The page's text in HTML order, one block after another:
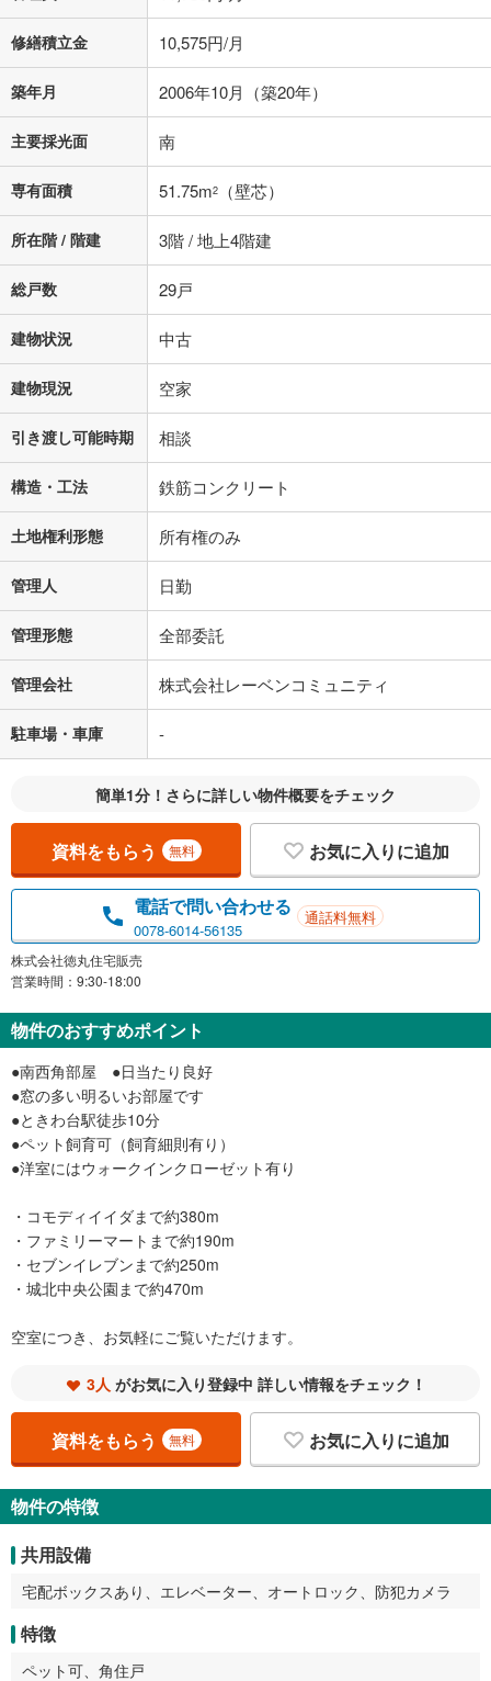
0円
年2回払いを想定しています。毎月の返済額に加えて、ボー
ナス時の増額分（1回分）を入力してください。
ボーナス払いの限度額は金融機関によって異なります。
閉じる
130,831円/月
ローン返済額 108,506
＋修繕積立金 10,575円＋管理費 11,750円
「金利」については、ご利用を予定されている金融機関等にご確認の
上、ご自身での入力をお願いいたします。初期設定で自動入力されてい
る値は、実際の金融機関等における貸出金利とは何ら関係がなく、実際
の金融機関等における貸出金利を何ら保証するものではありません。返
その他月額費用や、初期費用がかかります。ご注意ください。実際にお
借り入れの際は各金融機関等に、必ずご自身でご確認をお願いいたしま
す。
条件によってお借り入れができないことがあります。
不動産会社に購入相談をする 無料
閉じる
修繕積立金 10,575円/月
築年月 2006年10月（築20年）
主要採光面 南
専有面積 51.75m2 （壁芯）
所在階 / 階建 3階 / 地上4階建
総戸数 29戸
建物状況 中古
建物現況 空家
引き渡し可能時期 相談
構造・工法 鉄筋コンクリート
土地権利形態 所有権のみ
管理人 日勤
管理形態 全部委託
管理会社 株式会社レーベンコミュニティ
駐車場・車庫 -
簡単1分！さらに詳しい物件概要をチェック
資料をもらう 無料 お気に入りに追加
電話で問い合わせる
0078-6014-56135
通話料無料
株式会社徳丸住宅販売
営業時間：9:30-18:00
物件のおすすめポイント
●南西角部屋 ●日当たり良好
●窓の多い明るいお部屋です
●ときわ台駅徒歩10分
●ペット飼育可（飼育細則有り）
●洋室にはウォークインクローゼット有り
・コモディイイダまで約380m
・ファミリーマートまで約190m
・セブンイレブンまで約250m
・城北中央公園まで約470m
空室につき、お気軽にご覧いただけます。
3人 がお気に入り登録中 詳しい情報をチェック！
資料をもらう 無料 お気に入りに追加
物件の特徴
共用設備
宅配ボックスあり、エレベーター、オートロック、防犯カメラ
特徴
ペット可、角住戸